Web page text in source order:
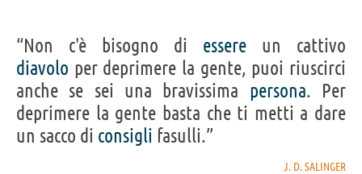
“Non c'è bisogno di essere un cattivo
diavolo per deprimere la gente, puoi riuscirci
anche se sei una bravissima persona. Per
deprimere la gente basta che ti metti a dare
un sacco di consigli fasulli.”
J. D. SALINGER